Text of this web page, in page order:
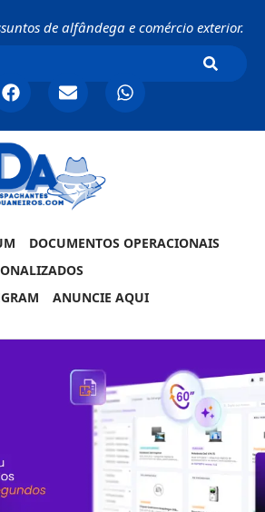
de alfândega e comércio exterior.
DOCUMENTOS OPERACIONAIS
ANUNCIE AQUI